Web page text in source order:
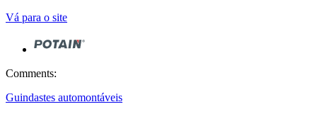
Vá para o site
Comments:
Guindastes automontáveis